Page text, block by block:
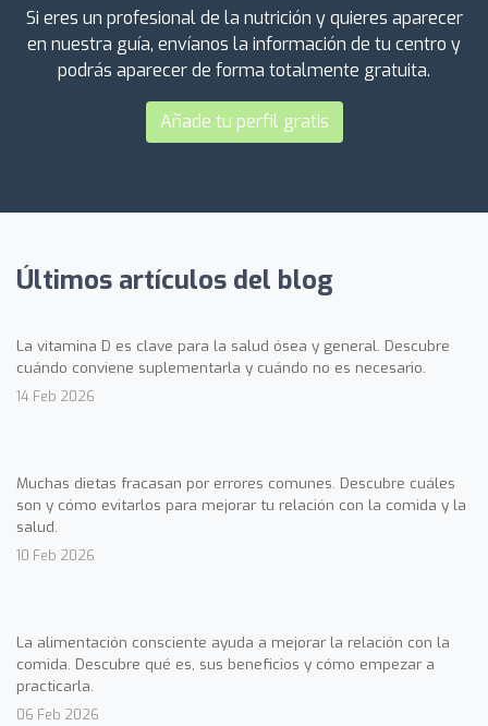
Si eres un profesional de la nutrición y quieres aparecer
en nuestra guía, envíanos la información de tu centro y
podrás aparecer de forma totalmente gratuita.
Añade tu perfil gratis
Últimos artículos del blog
La vitamina D es clave para la salud ósea y general. Descubre
cuándo conviene suplementarla y cuándo no es necesario.
14 Feb 2026
Muchas dietas fracasan por errores comunes. Descubre cuáles
son y cómo evitarlos para mejorar tu relación con la comida y la
salud.
10 Feb 2026
La alimentación consciente ayuda a mejorar la relación con la
comida. Descubre qué es, sus beneficios y cómo empezar a
practicarla.
06 Feb 2026